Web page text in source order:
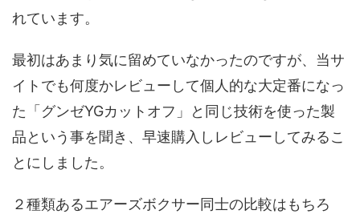
れています。
最初はあまり気に留めていなかったのですが、当サ
イトでも何度かレビューして個人的な大定番になっ
た「グンゼYGカットオフ」と同じ技術を使った製
品という事を聞き、早速購入しレビューしてみるこ
とにしました。
２種類あるエアーズボクサー同士の比較はもちろ